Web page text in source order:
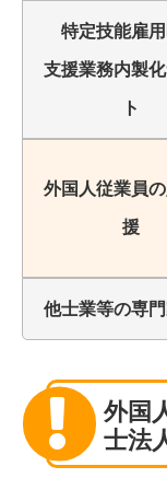
特定技能雇
支援業務内製
ト
外国人従業員
援
他士業等の専
外国
士法